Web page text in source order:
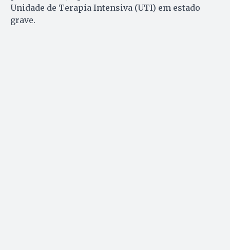
Unidade de Terapia Intensiva (UTI) em estado
grave.